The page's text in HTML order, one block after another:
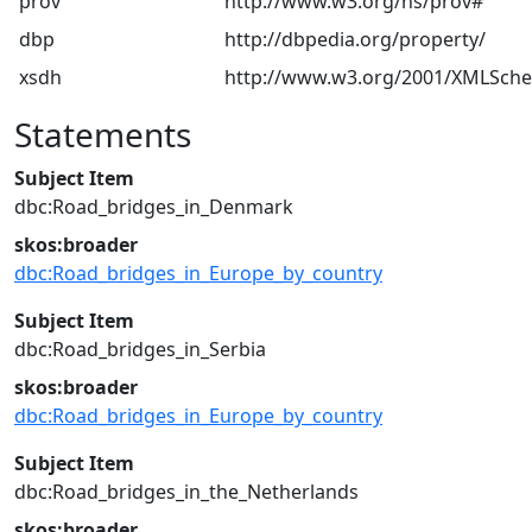
dbp
http://dbpedia.org/property/
xsdh
http://www.w3.org/2001/
Statements
Subject Item
dbc:Road_bridges_in_Denmark
skos:broader
dbc:Road_bridges_in_Europe_by_country
Subject Item
dbc:Road_bridges_in_Serbia
skos:broader
dbc:Road_bridges_in_Europe_by_country
Subject Item
dbc:Road_bridges_in_the_Netherlands